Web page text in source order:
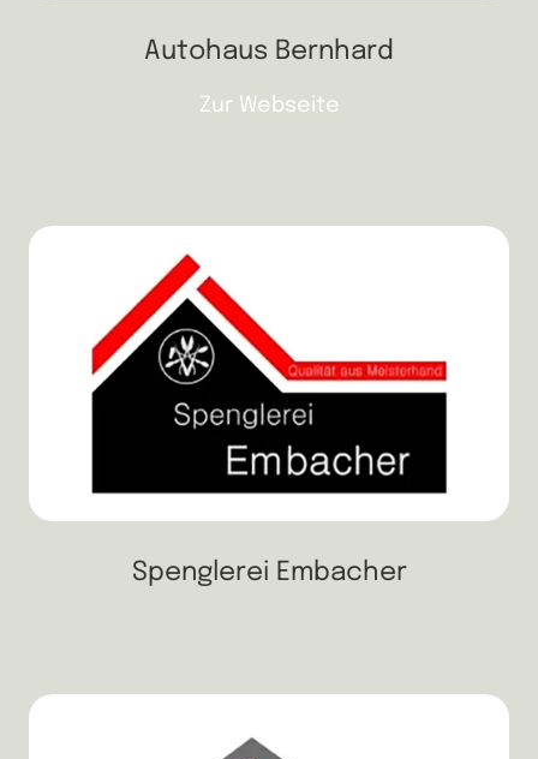
Autohaus Bernhard
Zur Webseite
Spenglerei Embacher